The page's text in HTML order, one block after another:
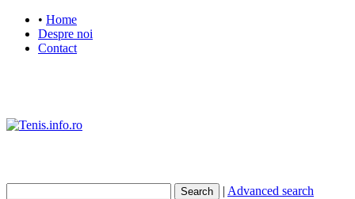
• Home
Despre noi
Contact
Search | Advanced search